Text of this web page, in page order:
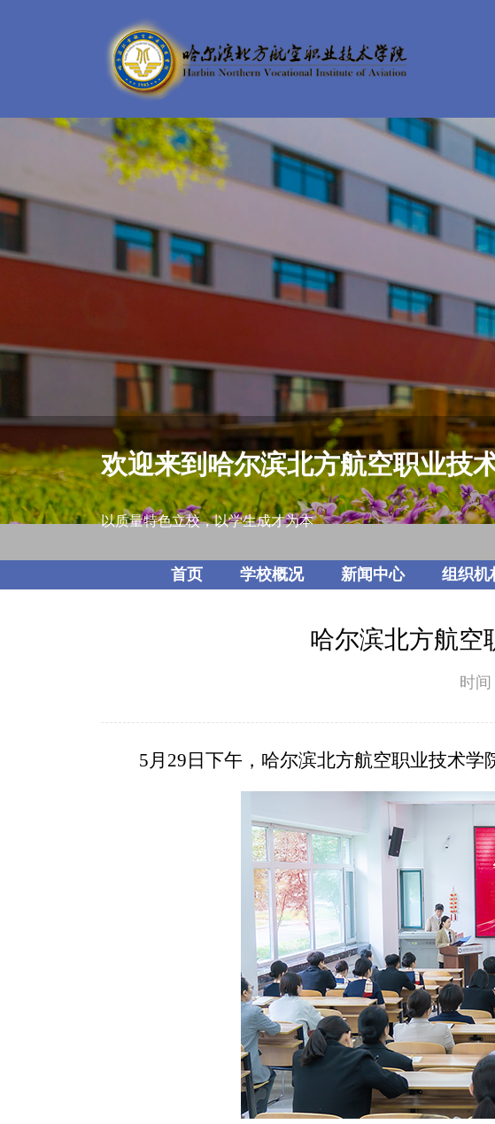
欢迎来到哈尔滨北方航空职业技
以质量特色立校，以学生成才为本
首页 学校概况 新闻中心 组织机
哈尔滨北方航空
时
5月29日下午，哈尔滨北方航空职业技术学